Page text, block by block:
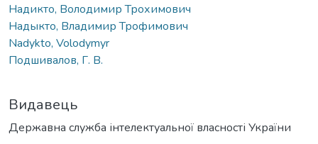
Надикто, Володимир Трохимович
Надыкто, Владимир Трофимович
Nadykto, Volodymyr
Подшивалов, Г. В.
Видавець
Державна служба інтелектуальної власності України